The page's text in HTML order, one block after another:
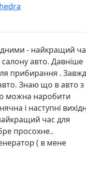
- найкращий
авто. Давніше
прибирання .
Знаю що в авто з
можна наробити
і наступні
час для
просохне..
( в мене